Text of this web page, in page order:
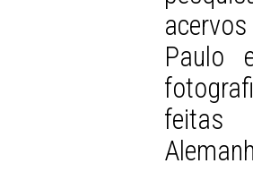
Paulo
feitas